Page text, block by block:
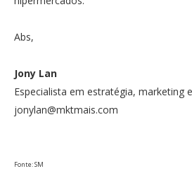
Abs,
Jony Lan
Especialista em estratégia, marketing
jonylan@mktmais.com
Fonte: SM